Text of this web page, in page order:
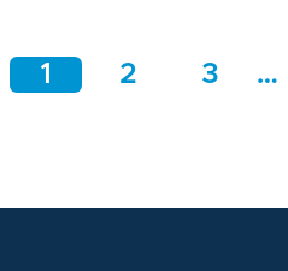
1 2 3 …